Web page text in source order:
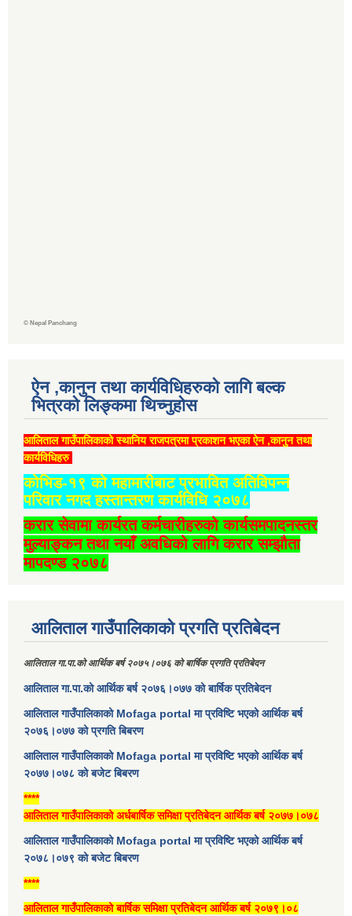
© Nepal Panchang
ऐन ,कानुन तथा कार्यविधिहरुको लागि बल्क
भित्रको लिङ्कमा थिच्‍नुहोस
आलिताल गाउँपालिकाको स्थानिय राजपत्रमा प्रकाशन भएका ऐन ,कानुन तथा
कार्यविधिहरु
कोभिड-१९ को महामारीबाट प्रभावित अतिविपन्न
परिवार नगद हस्तान्तरण कार्यविधि २०७८
करार सेवामा कार्यरत कर्मचारीहरुको कार्यसमपादनस्तर
मुल्याङ्कन तथा नयाँ अवधिको लागि करार सम्झौता
मापदण्ड २०७८
आलिताल गाउँपालिकाको प्रगति प्रतिबेदन
आलिताल गा.पा.को आर्थिक बर्ष २०७५।०७६ को बार्षिक प्रगति प्रतिबेदन
आलिताल गा.पा.को आर्थिक बर्ष २०७६।०७७ को बार्षिक प्रतिबेदन
आलिताल गाउँपालिकाको Mofaga portal मा प्रविष्टि भएको आर्थिक बर्ष
२०७६।०७७ को प्रगति बिबरण
आलिताल गाउँपालिकाको Mofaga portal मा प्रविष्टि भएको आर्थिक बर्ष
२०७७।०७८ को बजेट बिबरण
****
आलिताल गाउँपालिकाको अर्धबार्षिक समिक्षा प्रतिबेदन आर्थिक बर्ष २०७७।०७८
आलिताल गाउँपालिकाको Mofaga portal मा प्रविष्टि भएको आर्थिक बर्ष
२०७८।०७९ को बजेट बिबरण
****
आलिताल गाउँपालिकाको बार्षिक समिक्षा प्रतिबेदन आर्थिक बर्ष २०७९।०८